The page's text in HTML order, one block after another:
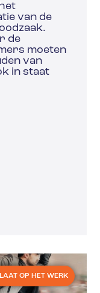
van de
de
moeten
van
in staat
OP HET WERK